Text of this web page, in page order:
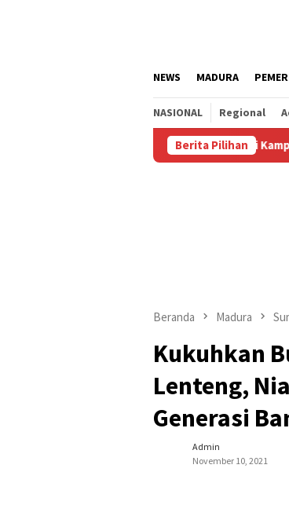
NEWS MADURA
NASIONAL Regional
Berita Pilihan
Kalianget Resmi Jadi Kampung Bal
Beranda Madura
Kukuhkan
Lenteng,
Generasi
Admin
November 10, 2021